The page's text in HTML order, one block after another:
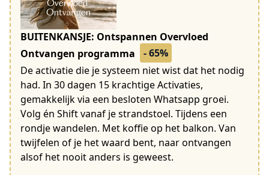
BUITENKANSJE: Ontspannen Overvloed
Ontvangen programma
- 65%
De activatie die je systeem niet wist dat het nodig
had. In 30 dagen 15 krachtige Activaties,
gemakkelijk via een besloten Whatsapp groei.
Volg én Shift vanaf je strandstoel. Tijdens een
rondje wandelen. Met koffie op het balkon. Van
twijfelen of je het waard bent, naar ontvangen
alsof het nooit anders is geweest.